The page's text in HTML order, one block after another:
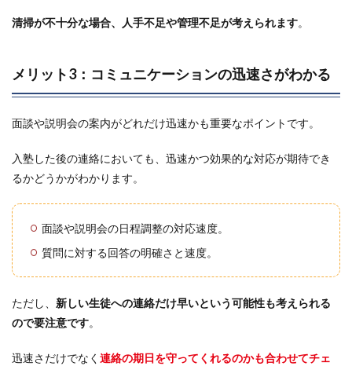
清掃が不十分な場合、人手不足や管理不足が考えられます。
メリット3：コミュニケーションの迅速さがわかる
面談や説明会の案内がどれだけ迅速かも重要なポイントです。
入塾した後の連絡においても、迅速かつ効果的な対応が期待でき
るかどうかがわかります。
面談や説明会の日程調整の対応速度。
質問に対する回答の明確さと速度。
ただし、 新しい生徒への連絡だけ早いという可能性も考えられる
ので要注意です。
迅速さだけでなく 連絡の期日を守ってくれるのかも合わせてチェ